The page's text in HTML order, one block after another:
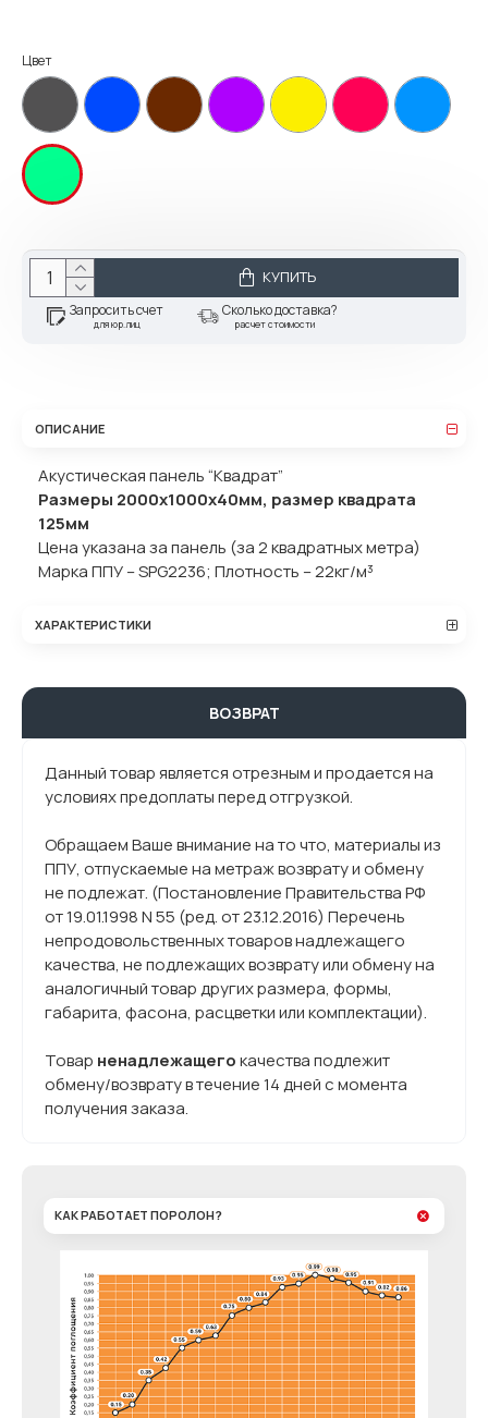
Цвет
КУПИТЬ
Запросить счет
для юр.лиц
Сколько доставка?
расчет стоимости
КАК РАБОТАЕТ ПОРОЛОН?
ОПИСАНИЕ
Акустическая панель “Квадрат”
Размеры 2000х1000х40мм, размер квадрата
125мм
Цена указана за панель (за 2 квадратных метра)
Марка ППУ – SPG2236; Плотность – 22кг/м³
ХАРАКТЕРИСТИКИ
ВОЗВРАТ
Данный товар является отрезным и продается на
условиях предоплаты перед отгрузкой.
Обращаем Ваше внимание на то что, материалы из
ППУ, отпускаемые на метраж возврату и обмену
не подлежат. (Постановление Правительства РФ
от 19.01.1998 N 55 (ред. от 23.12.2016) Перечень
непродовольственных товаров надлежащего
качества, не подлежащих возврату или обмену на
аналогичный товар других размера, формы,
габарита, фасона, расцветки или комплектации).
Товар ненадлежащегокачества подлежит
обмену/возврату в течение 14 дней с момента
получения заказа.